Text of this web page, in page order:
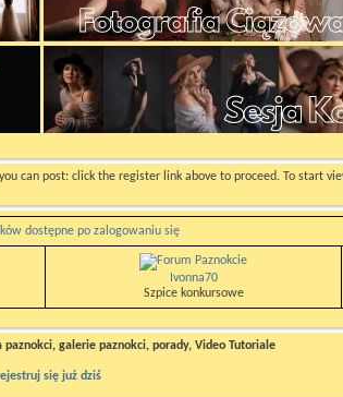
can post: click the register link above to proceed. To start
dostępne po zalogowaniu się
Ivonna70
Szpice konkursowe
galerie paznokci, porady, Video Tutoriale
się już dziś